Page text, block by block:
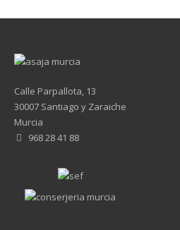
Calle Parpallota, 13
30007 Santiago y Zaraiche
Murcia
968 28 41 88